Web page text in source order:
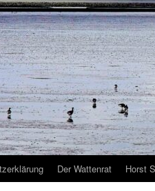
Der Wattenrat Horst